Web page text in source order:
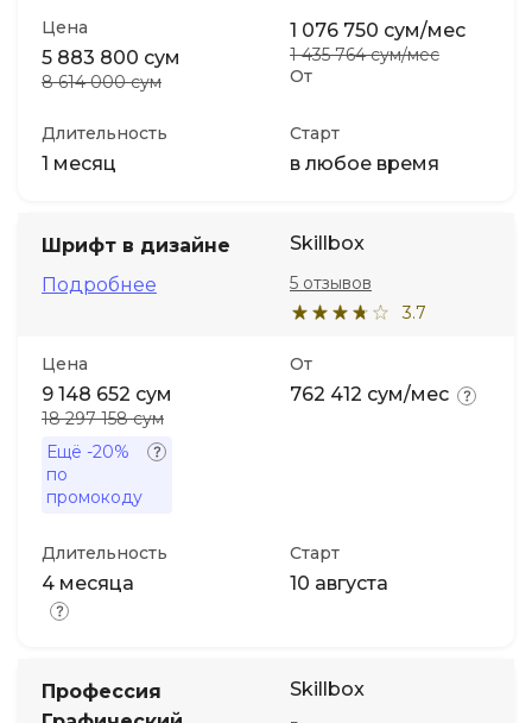
Цена
5 883 800 сум
8 614 000 сум От
1 076 750 сум/мес
1 435 764 сум/мес
Длительность
1 месяц
Старт
в любое время
Шрифт в дизайне
Подробнее
Skillbox
3.7
5 отзывов
Цена
9 148 652 сум
18 297 158 сум
Ещё -20%
по
промокоду
От
762 412 сум/мес
Длительность
4 месяца
Старт
10 августа
Профессия
Skillbox